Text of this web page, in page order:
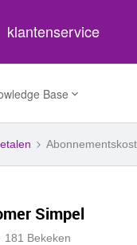
klantenservice
Base
Simpel
181 Bekeken